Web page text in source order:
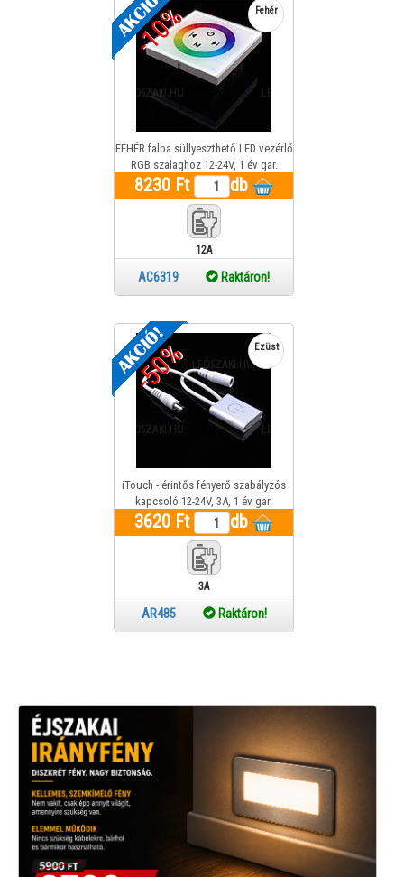
-10% Fehér
FEHÉR falba süllyeszthető LED vezérlő
RGB szalaghoz 12-24V, 1 év gar.
8230 Ft db
12A
AC6319 Raktáron!
-50% Ezüst
iTouch - érintős fényerő szabályzós
kapcsoló 12-24V, 3A, 1 év gar.
3620 Ft db
3A
AR485 Raktáron!